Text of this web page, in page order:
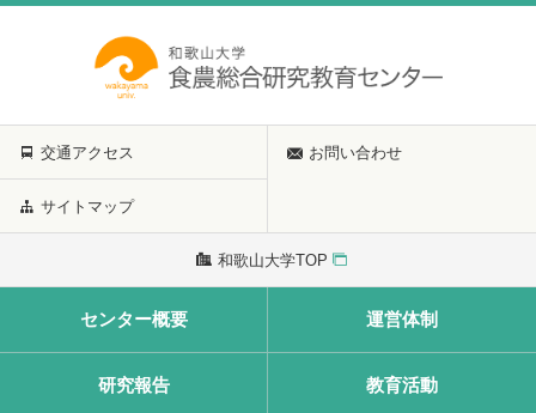
交通アクセス お問い合わせ
サイトマップ
和歌山大学TOP
センター概要 運営体制
研究報告 教育活動